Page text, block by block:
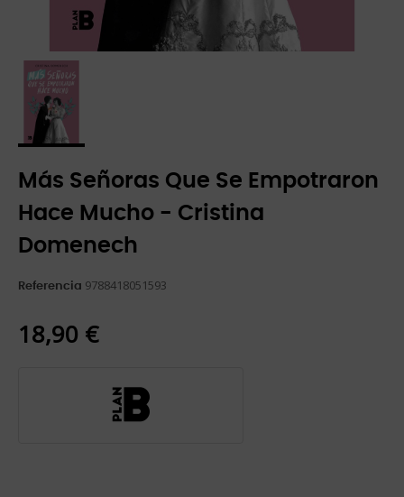
Más Señoras Que Se Empotraron
Hace Mucho - Cristina
Domenech
Referencia 9788418051593
18,90 €